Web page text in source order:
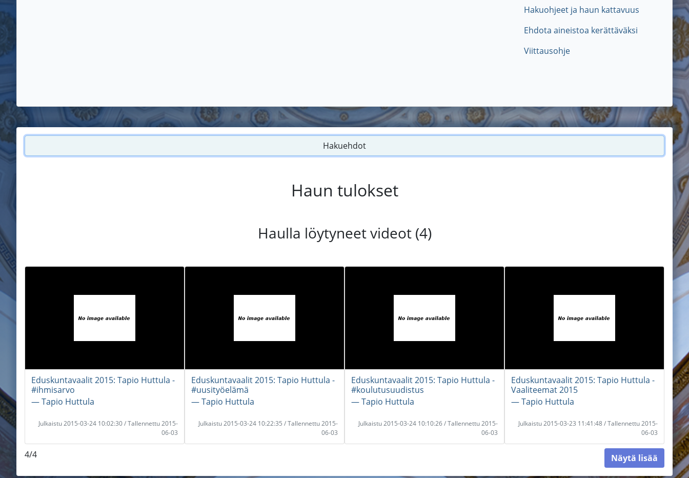
Hakuohjeet ja haun kattavuus
Ehdota aineistoa kerättäväksi
Viittausohje
Hakuehdot
Haun tulokset
Haulla löytyneet videot (4)
Eduskuntavaalit 2015: Tapio Huttula -
#ihmisarvo
― Tapio Huttula
Julkaistu 2015-03-24 10:02:30 / Tallennettu 2015-
06-03
Eduskuntavaalit 2015: Tapio Huttula -
#uusityöelämä
― Tapio Huttula
Julkaistu 2015-03-24 10:22:35 / Tallennettu 2015-
06-03
Eduskuntavaalit 2015: Tapio Huttula -
#koulutusuudistus
― Tapio Huttula
Julkaistu 2015-03-24 10:10:26 / Tallennettu 2015-
06-03
Eduskuntavaalit 2015: Tapio Huttula -
Vaaliteemat 2015
― Tapio Huttula
Julkaistu 2015-03-23 11:41:48 / Tallennettu 2015-
06-03
4/4 Näytä lisää